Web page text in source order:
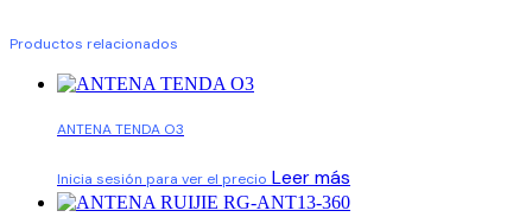
Productos relacionados
ANTENA TENDA O3
Inicia sesión para ver el precio Leer más